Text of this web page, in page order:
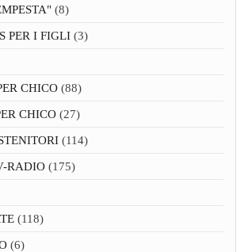
(8)
PER I FIGLI (3)
CHICO (88)
CHICO (27)
(114)
RADIO (175)
(118)
(6)